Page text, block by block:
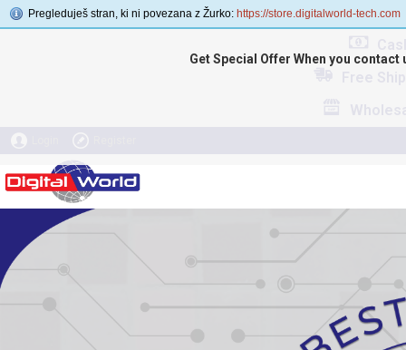
Pregleduješ stran, ki ni povezana z Žurko: https://store.digitalworld-tech.com